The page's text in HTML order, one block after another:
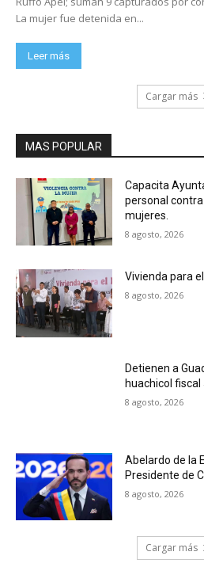
La mujer fue detenida en...
Leer más
Cargar más
MAS POPULAR
Capacita
personal
mujeres.
8 agosto, 2026
Vivienda para
8 agosto, 2026
Detienen a
huachicol
8 agosto, 2026
Abelardo de la
Presidente de
8 agosto, 2026
Cargar más